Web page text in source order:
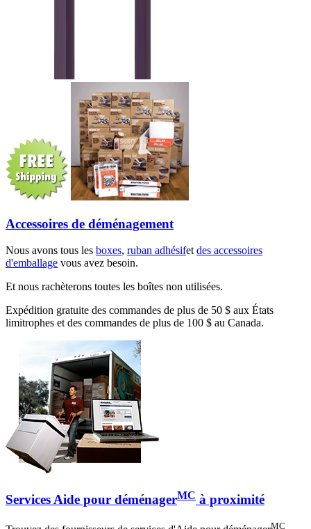
Accessoires de déménagement
Nous avons tous les boxes, ruban adhésifetdes accessoires
d'emballage vous avez besoin.
Et nous rachèterons toutes les boîtes non utilisées.
Expédition gratuite des commandes de plus de 50 $ aux États
limitrophes et des commandes de plus de 100 $ au Canada.
Services Aide pour déménagerMC à proximité
MC